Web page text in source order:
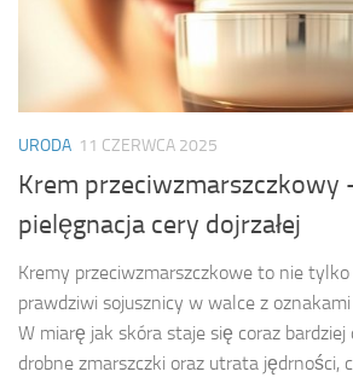
URODA 11 CZERWCA 2025
Krem przeciwzmarszczkowy
pielęgnacja cery dojrzałej
Kremy przeciwzmarszczkowe to nie
prawdziwi sojusznicy w walce z
W miarę jak skóra staje się coraz bardziej
drobne zmarszczki oraz utrata jędrności,